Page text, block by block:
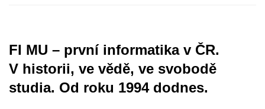
FI MU – první informatika v ČR.
V historii, ve vědě, ve svobodě
studia. Od roku 1994 dodnes.